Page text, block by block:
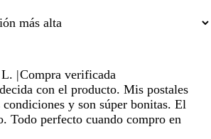
|Compra verificada
con el producto. Mis postales
y son súper bonitas. El
Todo perfecto cuando compro en